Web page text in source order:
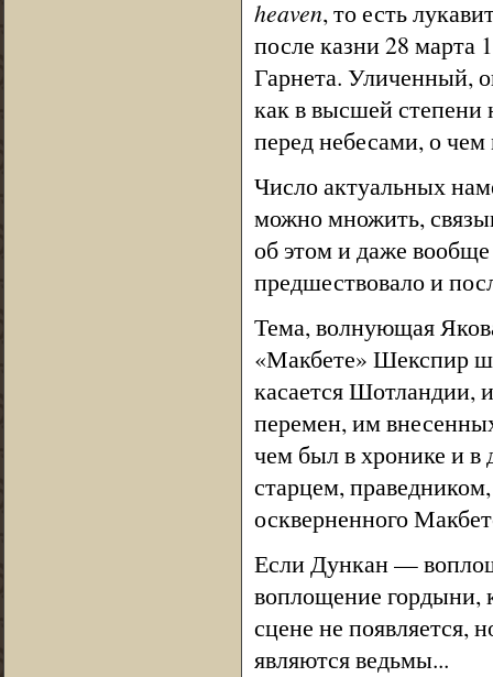
heaven, то есть
после казни 28 марта
Гарнета. Уличенный,
как в высшей степени
перед небесами, о чем
Число актуальных
можно множить,
об этом и даже вообще
предшествовало и
Тема, волнующая
«Макбете» Шекспир
касается Шотландии,
перемен, им
чем был в хронике и в
старцем,
оскверненного
Если Дункан —
воплощение гордыни,
сцене не появляется,
являются ведьмы...